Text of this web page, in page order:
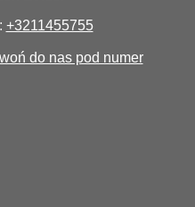
+3211455755
do nas pod numer